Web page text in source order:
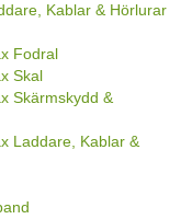
Kablar & Hörlurar
Fodral
Skal
Skärmskydd &
Laddare, Kablar &